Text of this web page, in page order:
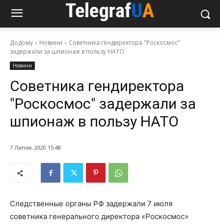
Додому Новини
Советника гендиректора "Роскосмос"
задержали за шпионаж в пользу НАТО
Новини
Советника гендиректора
"Роскосмос" задержали за
шпионаж в пользу НАТО
7 Липня, 2020 15:48
Следственные органы РФ задержали 7 июля
советника генерального директора «Роскосмос»